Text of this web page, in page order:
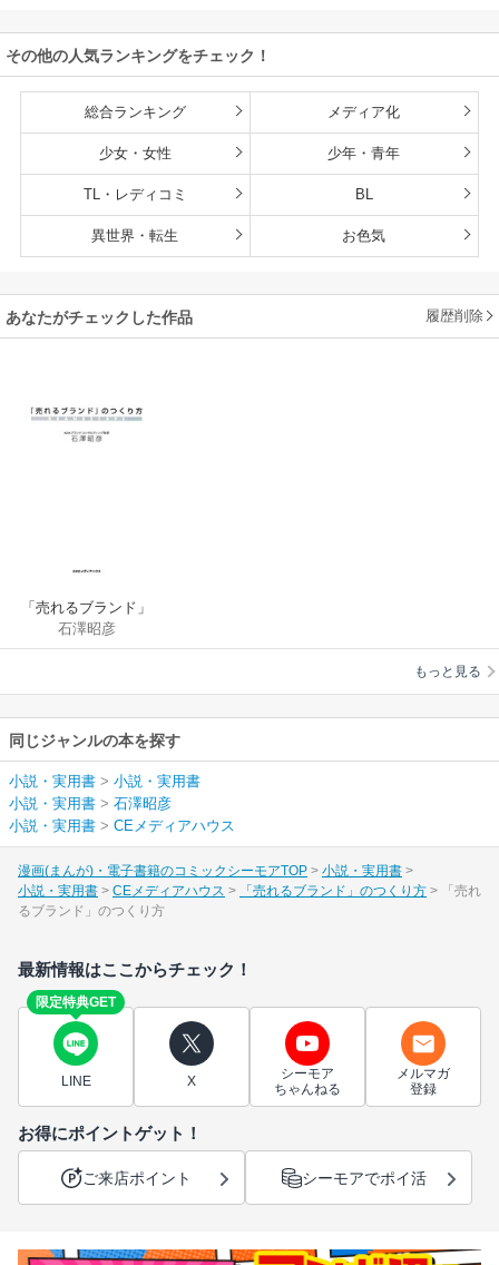
その他の人気ランキングをチェック！
総合ランキング メディア化
少女・女性 少年・青年
TL・レディコミ BL
異世界・転生 お色気
あなたがチェックした作品 履歴削除
「売れるブランド」
のつくり方
石澤昭彦
もっと見る
同じジャンルの本を探す
小説・実用書 > 小説・実用書
小説・実用書 > 石澤昭彦
小説・実用書 > CEメディアハウス
漫画(まんが)・電子書籍のコミックシーモアTOP
小説・実用書
小説・実用書
CEメディアハウス 「売れるブランド」のつくり方
「売れ
るブランド」のつくり方
最新情報はここからチェック！
限定特典GET
LINE X
シーモア
ちゃんねる
メルマガ
登録
お得にポイントゲット！
ご来店ポイント シーモアでポイ活